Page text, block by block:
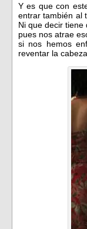
Y es que con
entrar también al
Ni que decir
pues nos atrae
si nos hemos
reventar la